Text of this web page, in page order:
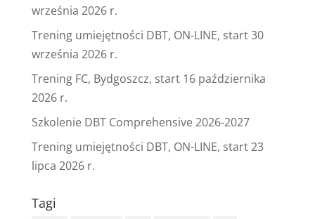
września 2026 r.
Trening umiejętności DBT, ON-LINE, start 30
września 2026 r.
Trening FC, Bydgoszcz, start 16 października
2026 r.
Szkolenie DBT Comprehensive 2026-2027
Trening umiejętności DBT, ON-LINE, start 23
lipca 2026 r.
Tagi